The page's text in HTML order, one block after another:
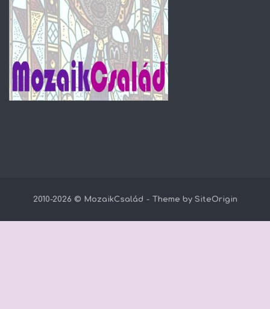
2010-2026 © MozaikCsalád Theme by SiteOrigin